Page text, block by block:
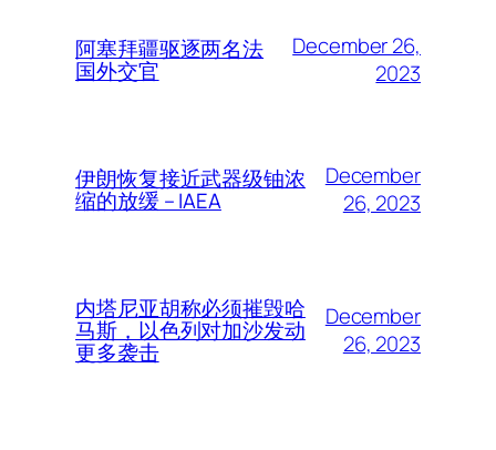
阿塞拜疆驱逐两名法
国外交官
December 26,
2023
伊朗恢复接近武器级铀浓
缩的放缓 – IAEA
December
26, 2023
内塔尼亚胡称必须摧毁哈
马斯，以色列对加沙发动
更多袭击
December
26, 2023